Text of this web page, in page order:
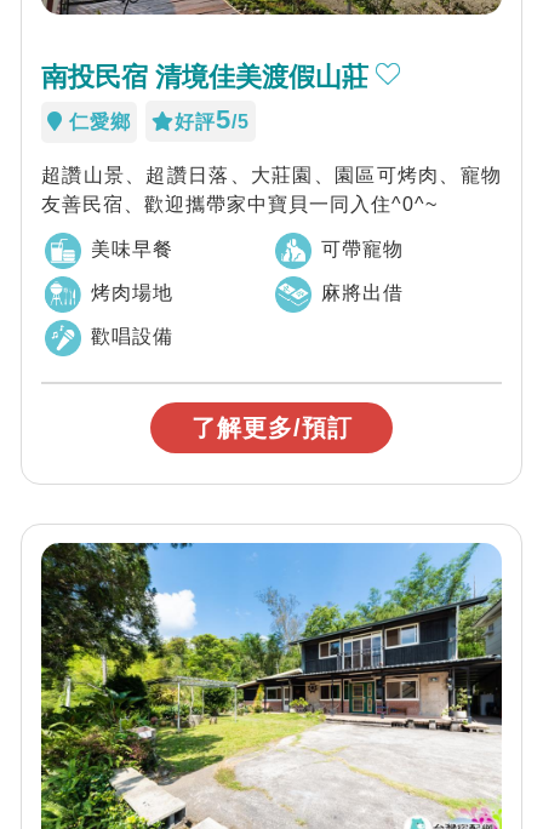
南投民宿 清境佳美渡假山莊
仁愛鄉 好評5/5
超讚山景、超讚日落、大莊園、園區可烤肉、寵物
友善民宿、歡迎攜帶家中寶貝一同入住^0^~
美味早餐 可帶寵物
烤肉場地 麻將出借
歡唱設備
了解更多/預訂